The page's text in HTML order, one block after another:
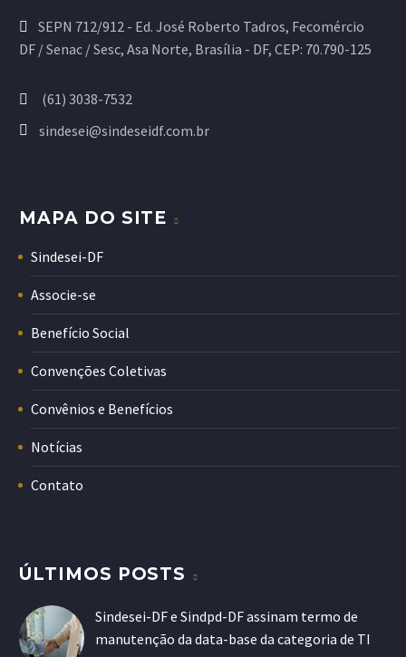
SEPN 712/912 - Ed. José Roberto Tadros, Fecomércio
DF / Senac / Sesc, Asa Norte, Brasília - DF, CEP: 70.790-125
(61) 3038-7532
sindesei@sindeseidf.com.br
MAPA DO SITE
Sindesei-DF
Associe-se
Benefício Social
Convenções Coletivas
Convênios e Benefícios
Notícias
Contato
ÚLTIMOS POSTS
Sindesei-DF e Sindpd-DF assinam termo de
manutenção da data-base da categoria de TI